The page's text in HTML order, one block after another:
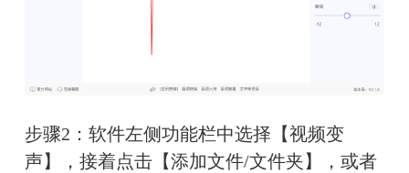
步骤2：软件左侧功能栏中选择【视频变
声】，接着点击【添加文件/文件夹】，或者